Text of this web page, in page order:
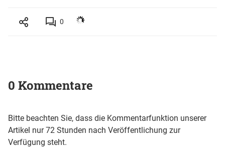
0
0 Kommentare
Bitte beachten Sie, dass die Kommentarfunktion unserer
Artikel nur 72 Stunden nach Veröffentlichung zur
Verfügung steht.